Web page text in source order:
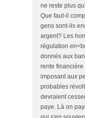
ne reste plus
Que faut-il
gens sont-ils
argent? Les
régulation
donnés aux
rente financière
imposant aux
probables
devraient
paye. Là on